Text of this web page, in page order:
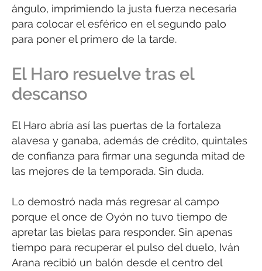
ángulo, imprimiendo la justa fuerza necesaria
para colocar el esférico en el segundo palo
para poner el primero de la tarde.
El Haro resuelve tras el
descanso
El Haro abría así las puertas de la fortaleza
alavesa y ganaba, además de crédito, quintales
de confianza para firmar una segunda mitad de
las mejores de la temporada. Sin duda.
Lo demostró nada más regresar al campo
porque el once de Oyón no tuvo tiempo de
apretar las bielas para responder. Sin apenas
tiempo para recuperar el pulso del duelo, Iván
Arana recibió un balón desde el centro del